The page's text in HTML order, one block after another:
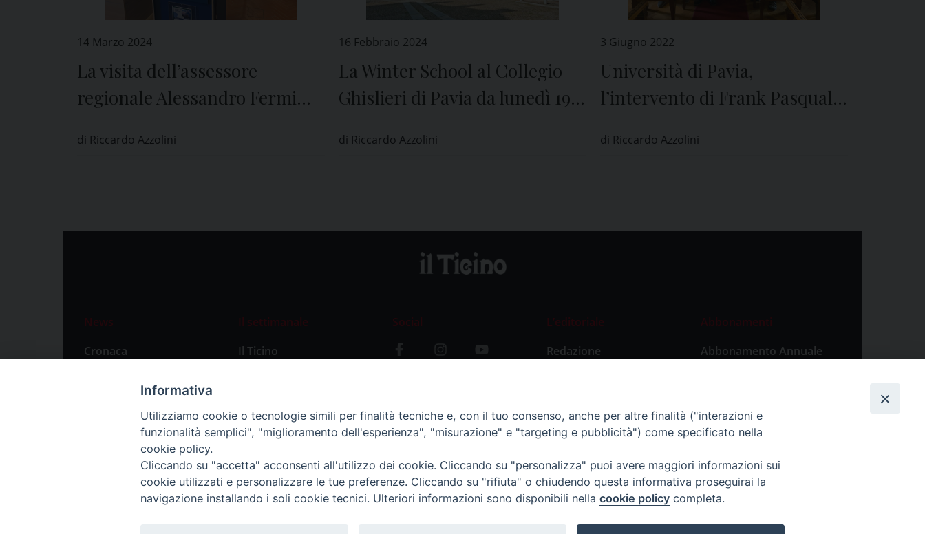
14 Marzo 2024
La visita dell’assessore
regionale Alessandro Fermi
di Riccardo Azzolini
16 Febbraio 2024
La Winter School al Collegio
Ghislieri di Pavia da lunedì 19 a
di Riccardo Azzolini
3 Giugno 2022
Università di Pavia,
l’intervento di Frank Pasquale
di Riccardo Azzolini
News
Cronaca
Primo Piano
Il settimanale
Il Ticino
Social
L’editoriale
Redazione
Abbonamenti
Abbonamento Annuale
Abbonamento Singola
Informativa
Utilizziamo cookie o tecnologie simili per finalità tecniche e, con il tuo consenso, anche per altre finalità ("interazioni e
funzionalità semplici", "miglioramento dell'esperienza", "misurazione" e "targeting e pubblicità") come specificato nella
cookie policy.
Cliccando su "accetta" acconsenti all'utilizzo dei cookie. Cliccando su "personalizza" puoi avere maggiori informazioni sui
cookie utilizzati e personalizzare le tue preferenze. Cliccando su "rifiuta" o chiudendo questa informativa proseguirai la
navigazione installando i soli cookie tecnici. Ulteriori informazioni sono disponibili nella cookie policy completa.